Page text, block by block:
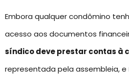
Embora qualquer condômino
acesso aos documentos
síndico deve prestar contas à
representada pela assembleia, e